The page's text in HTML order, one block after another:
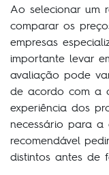
Ao selecionar um
comparar os
empresas
importante levar
avaliação pode
de acordo com a
experiência dos
necessário para
recomendável
distintos antes de